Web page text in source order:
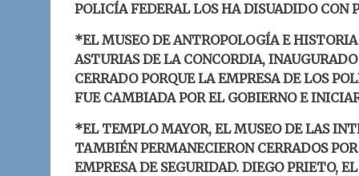
POLICÍA FEDERAL LOS HA DISUADIDO CON
*EL MUSEO DE ANTROPOLOGÍA E
ASTURIAS DE LA CONCORDIA,
CERRADO PORQUE LA EMPRESA DE LOS
FUE CAMBIADA POR EL GOBIERNO E
*EL TEMPLO MAYOR, EL MUSEODE LAS
TAMBIÉN PERMANECIERON CERRADOS
EMPRESA DE SEGURIDAD. DIEGO PRIETO,